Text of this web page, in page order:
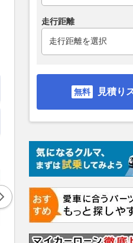
ダイハツ ムーヴキャン
ロール
走行距離
見積り